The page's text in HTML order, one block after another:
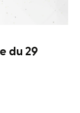
du 29